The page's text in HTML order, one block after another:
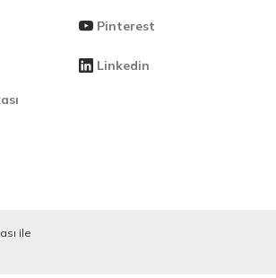
Pinterest
Linkedin
ile